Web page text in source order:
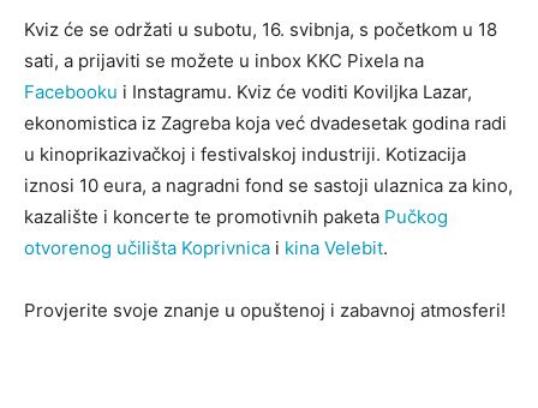
Kviz će se održati u subotu, 16. svibnja, s početkom u 18
sati, a prijaviti se možete u inbox KKC Pixela na
Facebooku i Instagramu. Kviz će voditi Koviljka Lazar,
ekonomistica iz Zagreba koja već dvadesetak godina radi
u kinoprikazivačkoj i festivalskoj industriji. Kotizacija
iznosi 10 eura, a nagradni fond se sastoji ulaznica za kino,
kazalište i koncerte te promotivnih paketa Pučkog
otvorenog učilišta Koprivnica i kina Velebit.
Provjerite svoje znanje u opuštenoj i zabavnoj atmosferi!